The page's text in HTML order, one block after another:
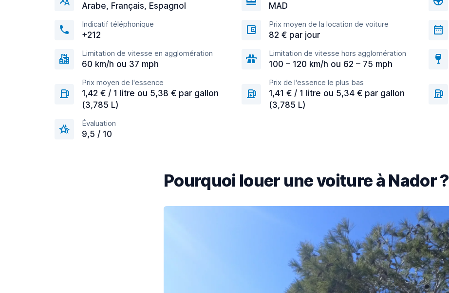
Arabe, Français, Espagnol MAD
Indicatif téléphonique
+212
Prix moyen de la location de voiture
82 € par jour
Limitation de vitesse en agglomération
60 km/h ou 37 mph
Limitation de vitesse hors agglomération
100 – 120 km/h ou 62 – 75 mph
Prix moyen de l'essence
1,42 € / 1 litre ou 5,38 € par gallon
(3,785 L)
Prix de l'essence le plus bas
1,41 € / 1 litre ou 5,34 € par gallon
(3,785 L)
Évaluation
9,5 / 10
Pourquoi louer une voiture à Nador ?